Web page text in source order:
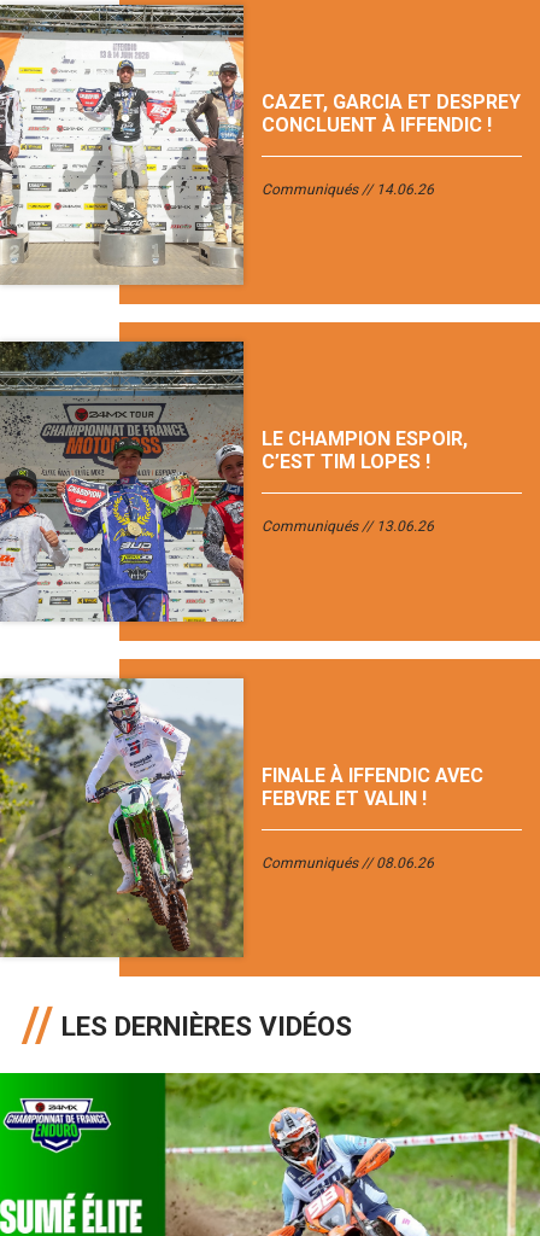
CAZET, GARCIA ET DESPREY
CONCLUENT À IFFENDIC !
Communiqués 14.06.26
LE CHAMPION ESPOIR,
C’EST TIM LOPES !
Communiqués 13.06.26
FINALE À IFFENDIC AVEC
FEBVRE ET VALIN !
Communiqués 08.06.26
LES DERNIÈRES VIDÉOS